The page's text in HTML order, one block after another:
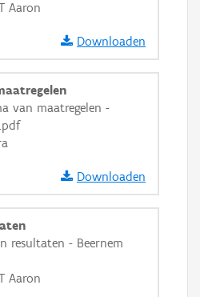
in grijswaarden
Aaron
Downloaden
van maatregelen -
Downloaden
resultaten - Beernem
Aaron